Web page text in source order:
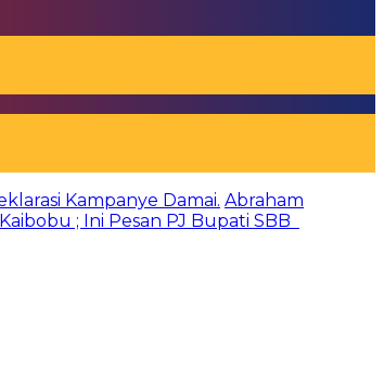
Kampanye Damai. Abraham
; Ini Pesan PJ Bupati SBB